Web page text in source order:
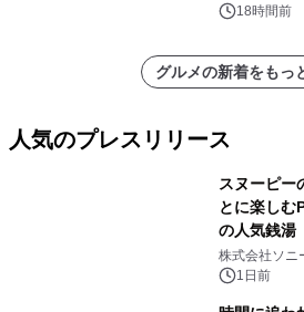
18時間前
グルメの新着をもっ
人気のプレスリリース
スヌーピー
とに楽し
の人気銭湯
ラボレー
ボグッズも
株式会社ソニ
1日前